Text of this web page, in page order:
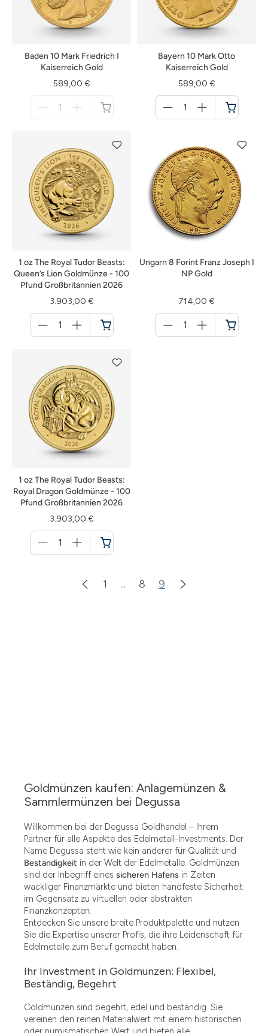
Baden 10 Mark Friedrich I
Kaiserreich Gold
589,00 €
Bayern 10 Mark Otto
Kaiserreich Gold
589,00 €
für
Warenkorb
1 oz The Royal Tudor Beasts:
Queen’s Lion Goldmünze - 100
Pfund Großbritannien 2026
3.903,00 €
für
Warenkorb
Ungarn 8 Forint Franz Joseph I
NP Gold
714,00 €
für
Warenkorb
1 oz The Royal Tudor Beasts:
Royal Dragon Goldmünze - 100
Pfund Großbritannien 2026
3.903,00 €
für
Warenkorb
1 ... 8 9
Goldmünzen kaufen: Anlagemünzen &
Sammlermünzen bei Degussa
Willkommen bei der Degussa Goldhandel – Ihrem
Partner für alle Aspekte des Edelmetall-Investments. Der
Name Degussa steht wie kein anderer für Qualität und
Beständigkeit in der Welt der Edelmetalle. Goldmünzen
sind der Inbegriff eines sicheren Hafens in Zeiten
wackliger Finanzmärkte und bieten handfeste Sicherheit
im Gegensatz zu virtuellen oder abstrakten
Finanzkonzepten.
Entdecken Sie unsere breite Produktpalette und nutzen
Sie die Expertise unserer Profis, die ihre Leidenschaft für
Edelmetalle zum Beruf gemacht haben.
Ihr Investment in Goldmünzen: Flexibel,
Beständig, Begehrt
Goldmünzen sind begehrt, edel und beständig. Sie
vereinen den reinen Materialwert mit einem historischen